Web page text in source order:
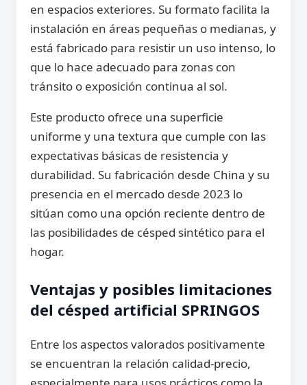
en espacios exteriores. Su formato facilita la
instalación en áreas pequeñas o medianas, y
está fabricado para resistir un uso intenso, lo
que lo hace adecuado para zonas con
tránsito o exposición continua al sol.
Este producto ofrece una superficie
uniforme y una textura que cumple con las
expectativas básicas de resistencia y
durabilidad. Su fabricación desde China y su
presencia en el mercado desde 2023 lo
sitúan como una opción reciente dentro de
las posibilidades de césped sintético para el
hogar.
Ventajas y posibles limitaciones
del césped artificial SPRINGOS
Entre los aspectos valorados positivamente
se encuentran la relación calidad-precio,